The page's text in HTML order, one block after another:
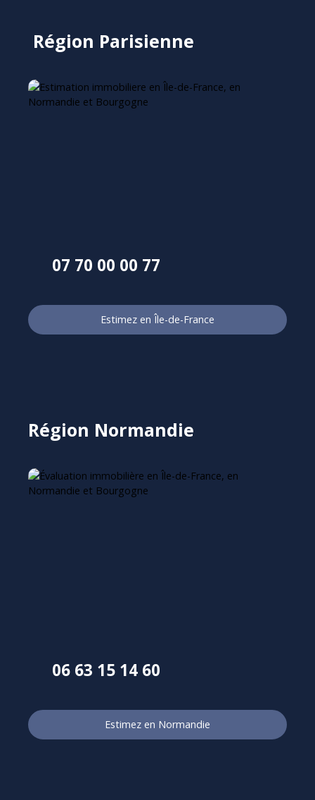
Région Parisienne
07 70 00 00 77
Estimez en Île-de-France
Région Normandie
06 63 15 14 60
Estimez en Normandie